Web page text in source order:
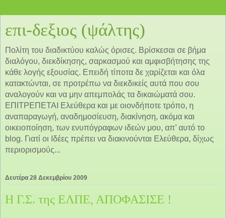
επι-δεξιος (ψάλτης)
Πολίτη του διαδικτύου καλώς όρισες. Βρίσκεσαι σε βήμα
διαλόγου, διεκδίκησης, σαρκασμού και αμφισβήτησης της
κάθε λογής εξουσίας. Επειδή τίποτα δε χαρίζεται και όλα
κατακτώνται, σε προτρέπω να διεκδικείς αυτά που σου
αναλογούν και να μην απεμπολάς τα δικαιώματά σου.
ΕΠΙΤΡΕΠΕΤΑΙ Ελεύθερα και με οιονδήποτε τρόπο, η
αναπαραγωγή, αναδημοσίευση, διακίνηση, ακόμα και
οικειοποίηση, των ενυπόγραφων ιδεών μου, απ’ αυτό το
blog. Γιατί οι Ιδέες πρέπει να διακινούνται Ελεύθερα, δίχως
περιορισμούς...
Δευτέρα 28 Δεκεμβρίου 2009
Η Γ.Σ. της ΕΛΠΕ, ΑΠΟΦΑΣΙΣΕ !